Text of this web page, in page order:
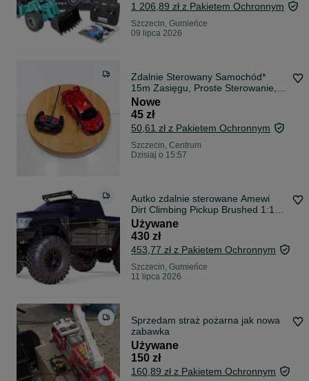
1 206,89 zł z Pakietem Ochronnym
Szczecin, Gumieńce
09 lipca 2026
Zdalnie Sterowany Samochód*
15m Zasięgu, Proste Sterowanie,
Lampy LED
Nowe
45 zł
50,61 zł z Pakietem Ochronnym
Szczecin, Centrum
Dzisiaj o 15:57
Autko zdalnie sterowane Amewi
Dirt Climbing Pickup Brushed 1:10
RC
Używane
430 zł
453,77 zł z Pakietem Ochronnym
Szczecin, Gumieńce
11 lipca 2026
Sprzedam straż pożarna jak nowa
zabawka
Używane
150 zł
160,89 zł z Pakietem Ochronnym